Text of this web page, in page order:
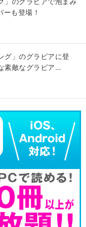
も登場！
グ」のグラビアに登
素敵なグラビア…